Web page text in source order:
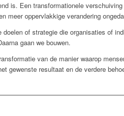
is. Een transformationele
meer oppervlakkige verandering
doelen of strategie die organisaties of
gaan we bouwen.
van de manier waarop
gewenste resultaat en de verdere